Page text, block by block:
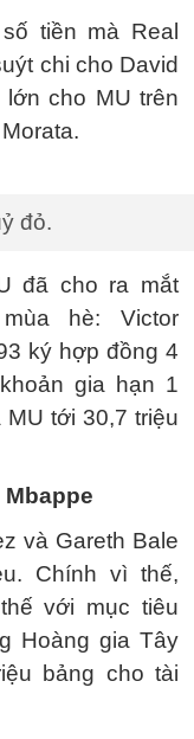
tiền mà Real
chi cho David
cho MU trên
đỏ.
đã cho ra mắt
hè: Victor
ký hợp đồng 4
gia hạn 1
tới 30,7 triệu
và Gareth Bale
Chính vì thế,
với mục tiêu
Hoàng gia Tây
bảng cho tài